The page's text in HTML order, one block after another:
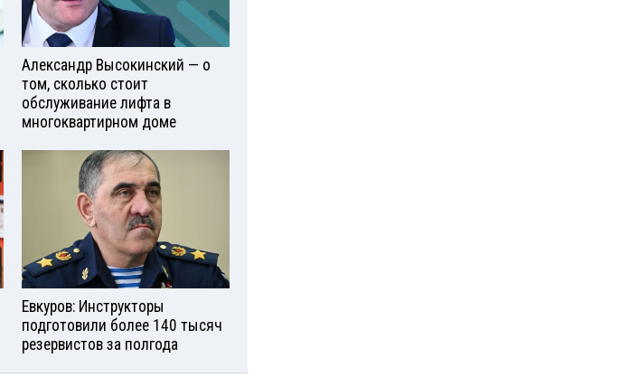
Александр Высокинский — о
том, сколько стоит
обслуживание лифта в
многоквартирном доме
Евкуров: Инструкторы
подготовили более 140 тысяч
резервистов за полгода